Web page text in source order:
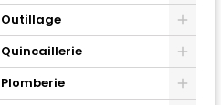
Outillage
Quincaillerie
Plomberie